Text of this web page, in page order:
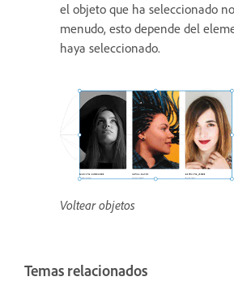
el objeto que ha seleccionado
menudo, esto depende del
haya seleccionado.
Voltear objetos
Temas relacionados